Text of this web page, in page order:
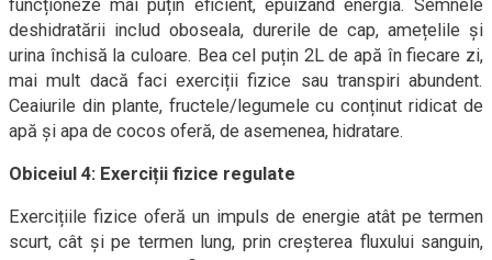
funcționeze mai puțin eficient, epuizând energia. Semnele
deshidratării includ oboseala, durerile de cap, amețelile și
urina închisă la culoare. Bea cel puțin 2L de apă în fiecare zi,
mai mult dacă faci exerciții fizice sau transpiri abundent.
Ceaiurile din plante, fructele/legumele cu conținut ridicat de
apă și apa de cocos oferă, de asemenea, hidratare.
Obiceiul 4: Exerciții fizice regulate
Exercițiile fizice oferă un impuls de energie atât pe termen
scurt, cât și pe termen lung, prin creșterea fluxului sanguin,